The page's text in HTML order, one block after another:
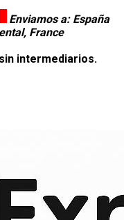
Enviamos a: España
France
intermediarios.